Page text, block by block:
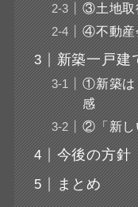
③土地取
④不動産
新築一戸建
①新築は
感
②「新し
今後の方針
まとめ